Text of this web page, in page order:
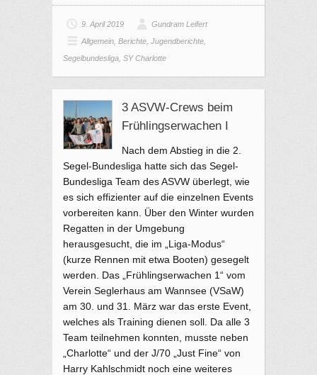
9. April 2019
Gundram Leifert
Allgemein Berichte Jugendberichte
Segelbundesliga SY Charlotte
3 ASVW-Crews beim
Frühlingserwachen I
Nach dem Abstieg in die 2.
Segel-Bundesliga hatte sich das Segel-
Bundesliga Team des ASVW überlegt, wie
es sich effizienter auf die einzelnen Events
vorbereiten kann. Über den Winter wurden
Regatten in der Umgebung
herausgesucht, die im „Liga-Modus“
(kurze Rennen mit etwa Booten) gesegelt
werden. Das „Frühlingserwachen 1“ vom
Verein Seglerhaus am Wannsee (VSaW)
am 30. und 31. März war das erste Event,
welches als Training dienen soll. Da alle 3
Team teilnehmen konnten, musste neben
„Charlotte“ und der J/70 „Just Fine“ von
Harry Kahlschmidt noch eine weiteres